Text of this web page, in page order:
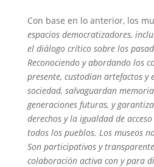
Con base en lo anterior, los
espacios democratizadores,
el diálogo crítico sobre los
Reconociendo y abordando los
presente, custodian artefactos y
sociedad, salvaguardan
generaciones futuras, y
derechos y la igualdad de
todos los pueblos. Los museos
Son participativos y
colaboración activa con y para